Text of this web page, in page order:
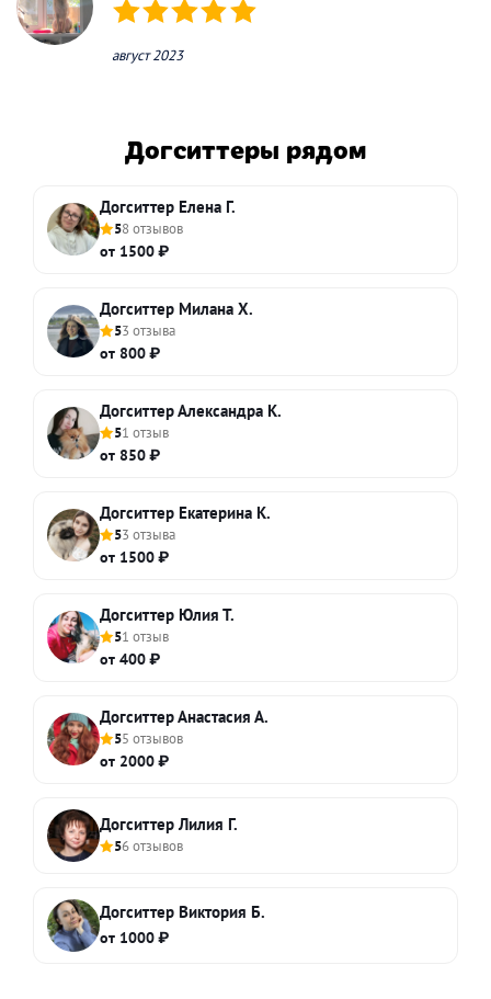
(*) (*) (*) (*) (*)
август 2023
Догситтеры рядом
Догситтер Елена Г.
58 отзывов
от 1500 ₽
Догситтер Милана Х.
53 отзыва
от 800 ₽
Догситтер Александра К.
51 отзыв
от 850 ₽
Догситтер Екатерина К.
53 отзыва
от 1500 ₽
Догситтер Юлия Т.
51 отзыв
от 400 ₽
Догситтер Анастасия А.
55 отзывов
от 2000 ₽
Догситтер Лилия Г.
56 отзывов
Догситтер Виктория Б.
от 1000 ₽